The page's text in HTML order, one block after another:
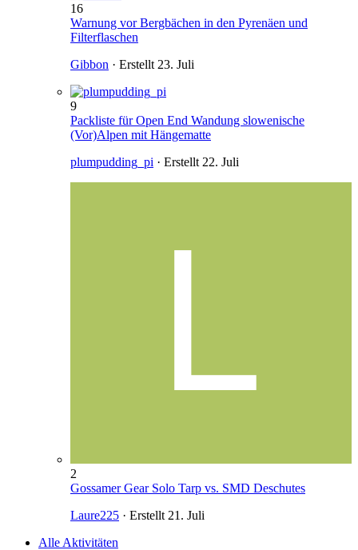
16
Warnung vor Bergbächen in den Pyrenäen und
Filterflaschen
Gibbon · Erstellt 23. Juli
9
Packliste für Open End Wandung slowenische
(Vor)Alpen mit Hängematte
plumpudding_pi · Erstellt 22. Juli
2
Gossamer Gear Solo Tarp vs. SMD Deschutes
Laure225 · Erstellt 21. Juli
Alle Aktivitäten